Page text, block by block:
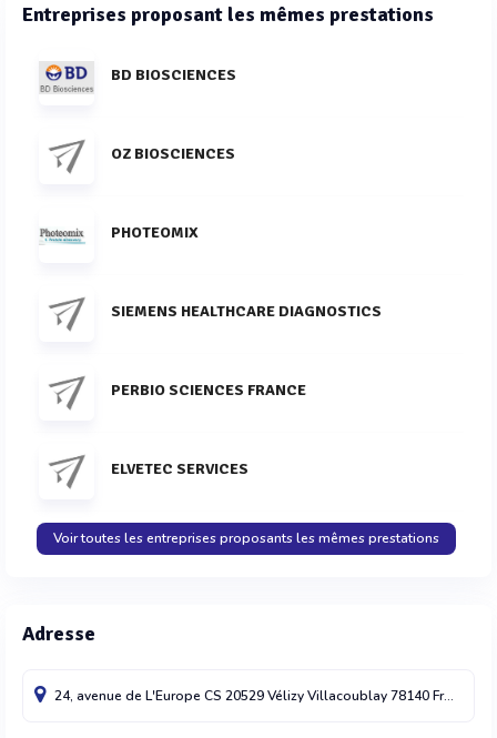
Entreprises proposant les mêmes prestations
BD BIOSCIENCES
OZ BIOSCIENCES
PHOTEOMIX
SIEMENS HEALTHCARE DIAGNOSTICS
PERBIO SCIENCES FRANCE
ELVETEC SERVICES
Voir toutes les entreprises proposants les mêmes prestations
Adresse
24, avenue de L'Europe CS 20529Vélizy Villacoublay78140France